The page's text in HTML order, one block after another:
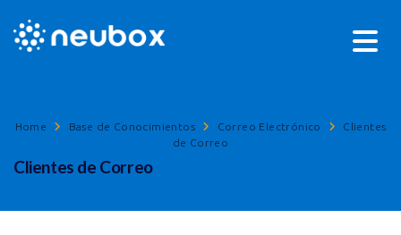
Home Base de Conocimientos Correo Electrónico
Clientes
de Correo
Clientes de Correo